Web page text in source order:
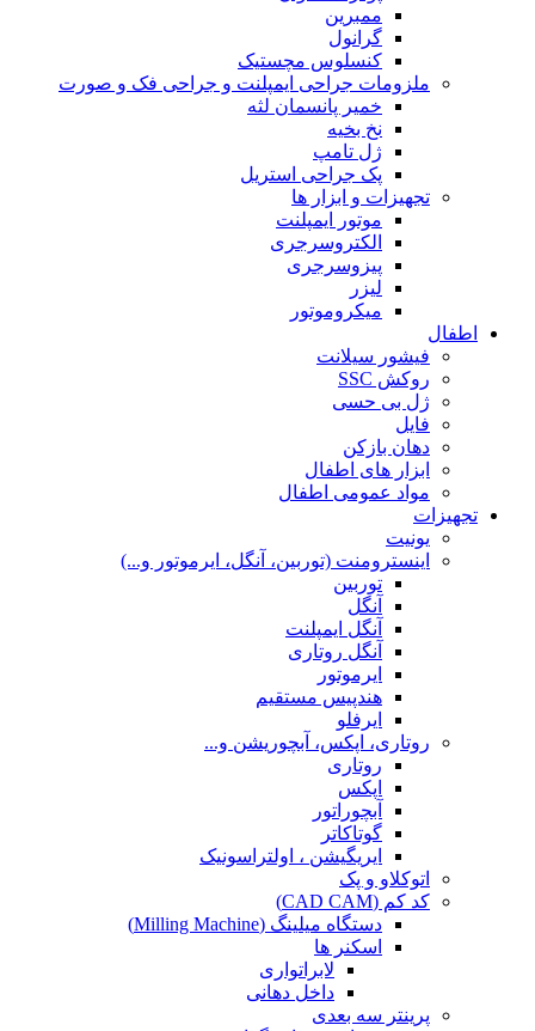
ممبرین
گرانول
کنسلوس مچستیک
ملزومات جراحی ایمپلنت و جراحی فک و صورت
خمیر پانسمان لثه
نخ بخیه
ژل تامپ
پک جراحی استریل
تجهیزات و ابزار ها
موتور ایمپلنت
الکتروسرجری
پیزوسرجری
لیزر
میکروموتور
اطفال
فیشور سیلانت
روکش SSC
ژل بی حسی
فایل
دهان بازکن
ابزار های اطفال
مواد عمومی اطفال
تجهیزات
یونیت
اینسترومنت (توربین، آنگل، ایرموتور و...)
توربین
آنگل
آنگل ایمپلنت
آنگل روتاری
ایرموتور
هندپیس مستقیم
ایرفلو
روتاری، اپکس، آبچوریشن و...
روتاری
اپکس
آبچوراتور
گوتاکاتر
ایریگیشن ، اولتراسونیک
اتوکلاو و پک
کد کم (CAD CAM)
دستگاه میلینگ (Milling Machine)
اسکنر ها
لابراتواری
داخل دهانی
پرینتر سه بعدی